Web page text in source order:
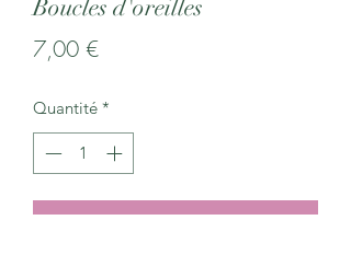
Boucles d'oreilles
7,00 €Prix
Quantité *
Ajouter au panier